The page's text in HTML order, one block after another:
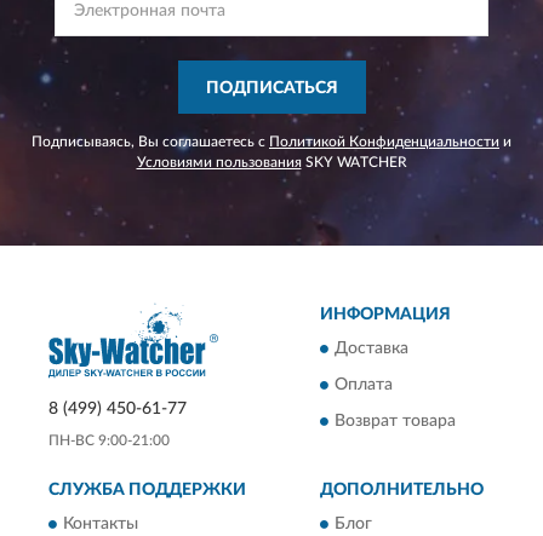
ПОДПИСАТЬСЯ
Подписываясь, Вы соглашаетесь с Политикой Конфиденциальности и
Условиями пользованияSKY WATCHER
8 (499) 450-61-77
ПН-ВС 9:00-21:00
ИНФОРМАЦИЯ
Доставка
Оплата
Возврат товара
СЛУЖБА ПОДДЕРЖКИ
Контакты
ДОПОЛНИТЕЛЬНО
Блог